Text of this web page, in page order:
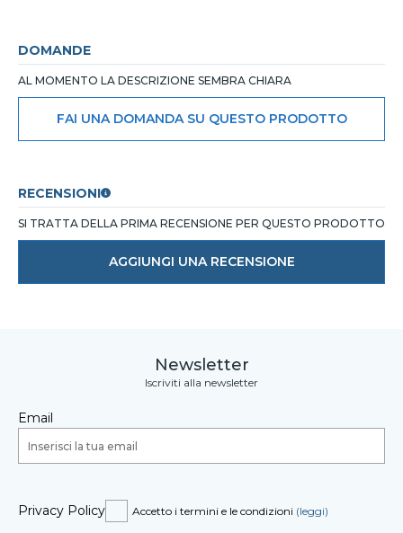
DOMANDE
AL MOMENTO LA DESCRIZIONE SEMBRA CHIARA
FAI UNA DOMANDA SU QUESTO PRODOTTO
RECENSIONI
SI TRATTA DELLA PRIMA RECENSIONE PER QUESTO PRODOTTO
AGGIUNGI UNA RECENSIONE
Newsletter
Iscriviti alla newsletter
Email
Privacy Policy Accetto i termini e le condizioni (leggi)